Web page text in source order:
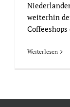
weiterhin
Weiterlesen